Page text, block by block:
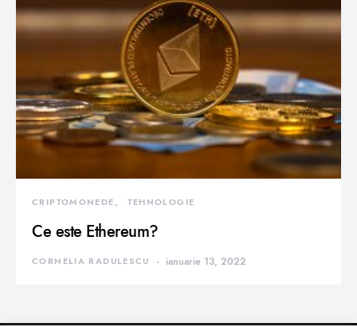
CRIPTOMONEDE TEHNOLOGIE
Ce este Ethereum?
CORNELIA RADULESCU ianuarie 13, 2022